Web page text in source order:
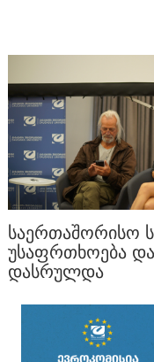
ᲡᲐᲔᲠᲗᲐᲨᲝᲠᲘᲡᲝ
ᲣᲡᲐᲤᲠᲗᲮᲝᲔᲑᲐ
ᲓᲐᲡᲠᲣᲚᲓᲐ